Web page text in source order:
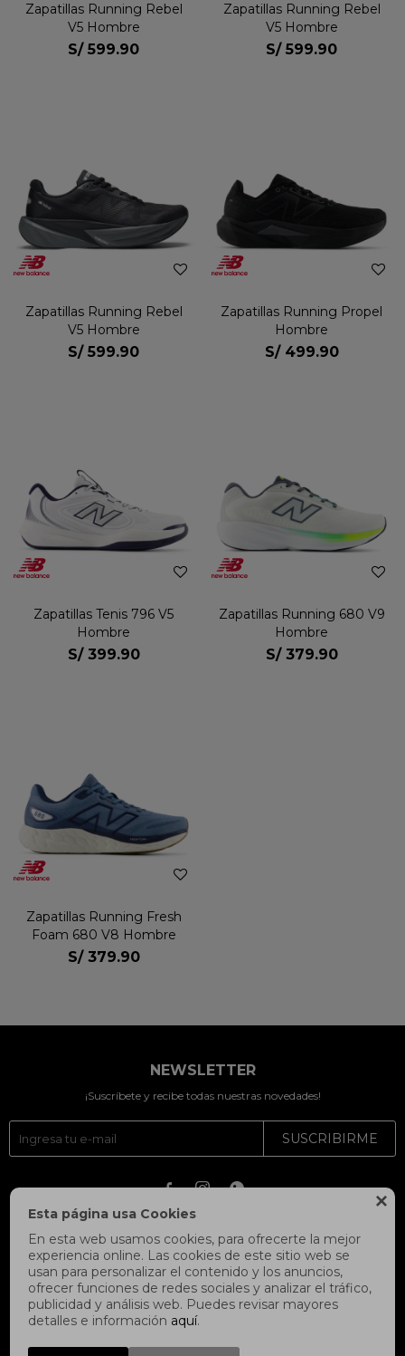

Esta página usa Cookies
En esta web usamos cookies, para ofrecerte la mejor
experiencia online. Las cookies de este sitio web se
usan para personalizar el contenido y los anuncios,
ofrecer funciones de redes sociales y analizar el tráfico,
publicidad y análisis web. Puedes revisar mayores
detalles e información aquí.
Zapatillas Running Rebel
V5 Hombre
S/ 599.90
Zapatillas Running Rebel
V5 Hombre
S/ 599.90
Zapatillas Running Rebel
V5 Hombre
S/ 599.90
Zapatillas Running Propel
Hombre
S/ 499.90
Zapatillas Tenis 796 V5
Hombre
S/ 399.90
Zapatillas Running 680 V9
Hombre
S/ 379.90
Zapatillas Running Fresh
Foam 680 V8 Hombre
S/ 379.90
NEWSLETTER
¡Suscríbete y recibe todas nuestras novedades!
SUSCRIBIRME
  